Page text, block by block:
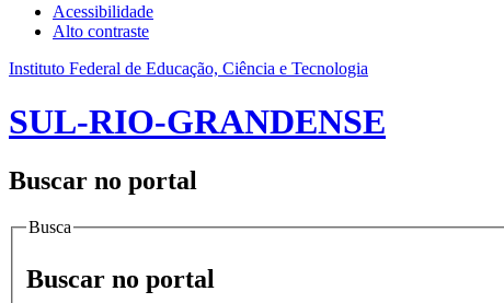
Acessibilidade
Alto contraste
Instituto Federal de Educação, Ciência e Tecnologia
SUL-RIO-GRANDENSE
Buscar no portal
Busca
Buscar no portal